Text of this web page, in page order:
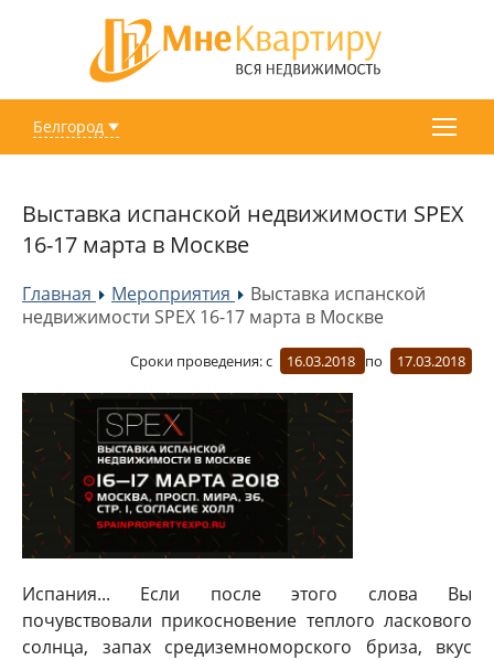
Белгород
Выставка испанской недвижимости SPEX
16-17 марта в Москве
Главная »Мероприятия »Выставка испанской
недвижимости SPEX 16-17 марта в Москве
Сроки проведения:с 16.03.2018 по 17.03.2018
Испания... Если после этого слова Вы
почувствовали прикосновение теплого ласкового
солнца, запах средиземноморского бриза, вкус